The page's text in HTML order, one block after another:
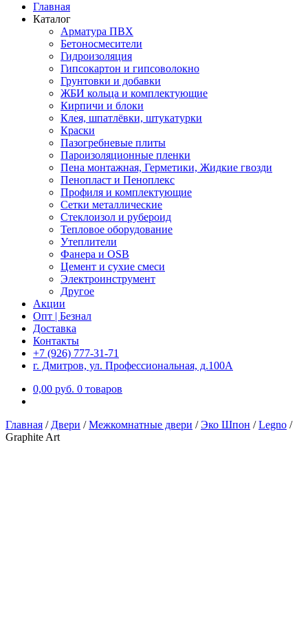
Главная
Каталог
Арматура ПВХ
Бетоносмесители
Гидроизоляция
Гипсокартон и гипсоволокно
Грунтовки и добавки
ЖБИ кольца и комплектующие
Кирпичи и блоки
Клея, шпатлёвки, штукатурки
Краски
Пазогребневые плиты
Пароизоляционные пленки
Пена монтажная, Герметики, Жидкие гвозди
Пенопласт и Пеноплекс
Профиля и комплектующие
Сетки металлические
Стеклоизол и рубероид
Тепловое оборудование
Утеплители
Фанера и OSB
Цемент и сухие смеси
Электроинструмент
Другое
Акции
Опт | Безнал
Доставка
Контакты
+7 (926) 777-31-71
г. Дмитров, ул. Профессиональная, д.100А
0,00 руб. 0 товаров
Главная / Двери /Межкомнатные двери /Эко Шпон /Legno /
Graphite Art